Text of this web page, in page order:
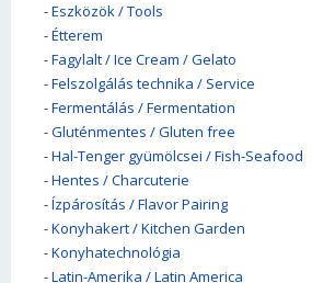
-Eszközök / Tools
-Étterem
-Fagylalt / Ice Cream / Gelato
-Felszolgálás technika / Service
-Fermentálás / Fermentation
-Gluténmentes / Gluten free
-Hal-Tenger gyümölcsei / Fish-Seafood
-Hentes / Charcuterie
-Ízpárosítás / Flavor Pairing
-Konyhakert / Kitchen Garden
-Konyhatechnológia
-Latin-Amerika / Latin America